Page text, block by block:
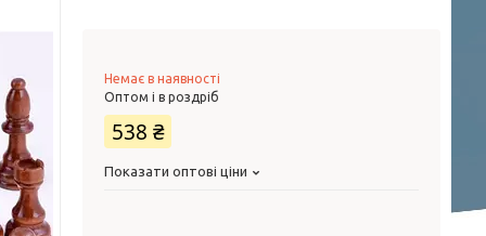
Немає в наявності
Оптом і в роздріб
538 ₴
Показати оптові ціни